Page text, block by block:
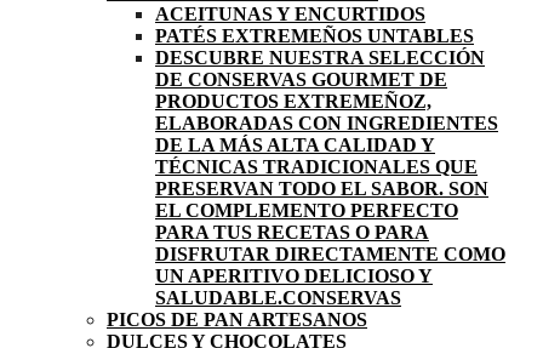
ACEITUNAS Y ENCURTIDOS
PATÉS EXTREMEÑOS UNTABLES
DESCUBRE NUESTRA SELECCIÓN
DE CONSERVAS GOURMET DE
PRODUCTOS EXTREMEÑOZ,
ELABORADAS CON INGREDIENTES
DE LA MÁS ALTA CALIDAD Y
TÉCNICAS TRADICIONALES QUE
PRESERVAN TODO EL SABOR. SON
EL COMPLEMENTO PERFECTO
PARA TUS RECETAS O PARA
DISFRUTAR DIRECTAMENTE COMO
UN APERITIVO DELICIOSO Y
SALUDABLE.CONSERVAS
PICOS DE PAN ARTESANOS
DULCES Y CHOCOLATES